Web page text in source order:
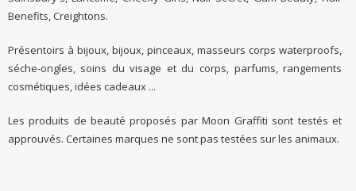
Benefits, Creightons.
Présentoirs à bijoux, bijoux, pinceaux, masseurs corps waterproofs,
séche-ongles, soins du visage et du corps, parfums, rangements
cosmétiques, idées cadeaux ...
Les produits de beauté proposés par Moon Graffiti sont testés et
approuvés. Certaines marques ne sont pas testées sur les animaux.